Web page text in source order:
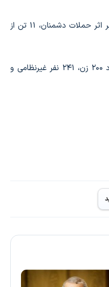
رئیس جمعیت هلال‌احمر با اعلام شهادت یکی از امدادگران هلال‌احمر اصفهان در جنگ رمضان، افزود: بر اثر حملات دشمنان، 11 تن از
براساس اعلام کولیوند، حملات دشمن صهیونی آمریکایی منجر به شهادت 200 کودک زیر 12 سال، حدود 200 زن، 241 نفر غیرنظامی و